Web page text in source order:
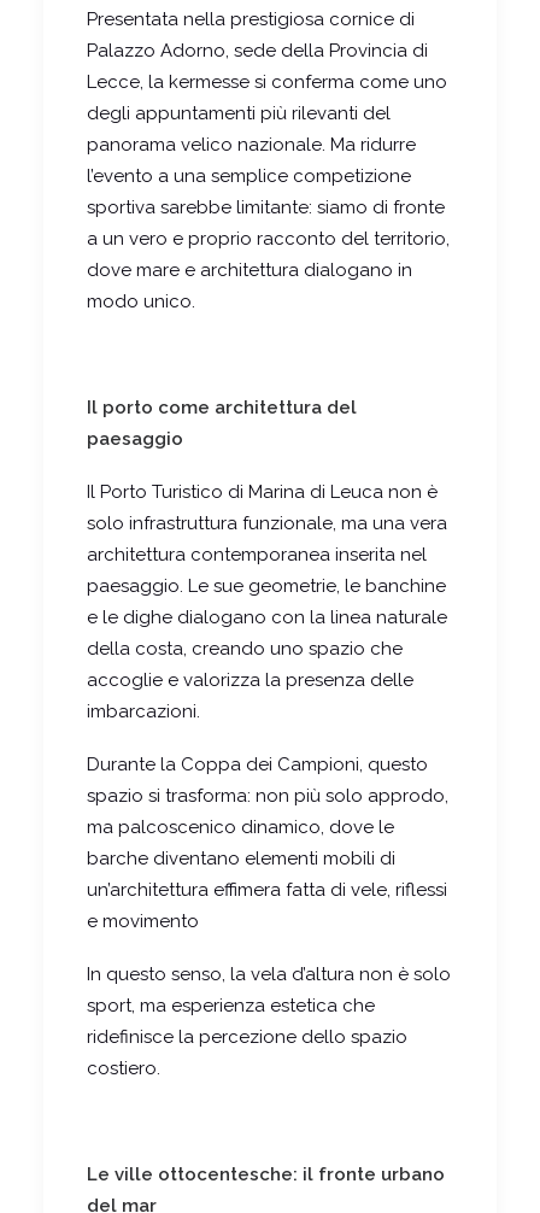
Presentata nella prestigiosa cornice di
Palazzo Adorno, sede della Provincia di
Lecce, la kermesse si conferma come uno
degli appuntamenti più rilevanti del
panorama velico nazionale. Ma ridurre
l’evento a una semplice competizione
sportiva sarebbe limitante: siamo di fronte
a un vero e proprio racconto del territorio,
dove mare e architettura dialogano in
modo unico.
Il porto come architettura del
paesaggio
Il Porto Turistico di Marina di Leuca non è
solo infrastruttura funzionale, ma una vera
architettura contemporanea inserita nel
paesaggio. Le sue geometrie, le banchine
e le dighe dialogano con la linea naturale
della costa, creando uno spazio che
accoglie e valorizza la presenza delle
imbarcazioni.
Durante la Coppa dei Campioni, questo
spazio si trasforma: non più solo approdo,
ma palcoscenico dinamico, dove le
barche diventano elementi mobili di
un’architettura effimera fatta di vele, riflessi
e movimento
In questo senso, la vela d’altura non è solo
sport, ma esperienza estetica che
ridefinisce la percezione dello spazio
costiero.
Le ville ottocentesche: il fronte urbano
del mar